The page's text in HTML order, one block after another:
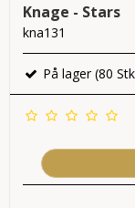
Knage - Stars
kna131
På lager (80